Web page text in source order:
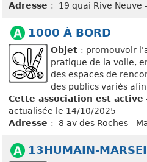
Adresse : 19 quai Rive Neuve
1000 À BORD
Objet : promouvoir
pratique de la voile,
des espaces de
des publics variés
Cette association est active
actualisée le 14/10/2025
Adresse : 8 av des Roches -
13HUMAIN-